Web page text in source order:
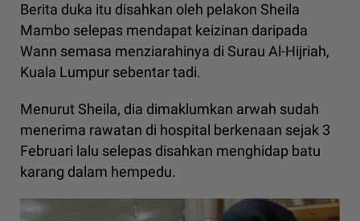
Berita duka itu disahkan oleh pelakon Sheila
Mambo selepas mendapat keizinan daripada
Wann semasa menziarahinya di Surau Al-Hijriah,
Kuala Lumpur sebentar tadi.
Menurut Sheila, dia dimaklumkan arwah sudah
menerima rawatan di hospital berkenaan sejak 3
Februari lalu selepas disahkan menghidap batu
karang dalam hempedu.